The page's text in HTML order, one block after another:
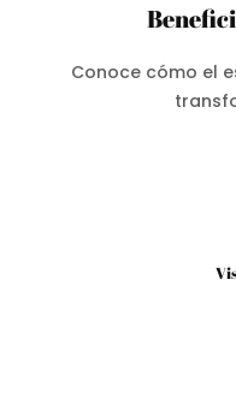
Conoce cómo el